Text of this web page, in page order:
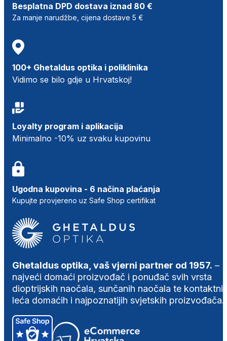
Besplatna DPD dostava iznad 80 €
Za manje narudžbe, cijena dostave 5 €
100+ Ghetaldus optika i poliklinika
Vidimo se bilo gdje u Hrvatskoj!
Loyalty program i aplikacija
Minimalno -10% uz svaku kupovinu
Ugodna kupovina - 6 načina plaćanja
Kupujte provjereno uz Safe Shop certifikat
Ghetaldus optika, vaš vjerni partner od 1957. –
najveći domaći proizvođač i ponuđač svih vrsta
dioptrijskih naočala, sunčanih naočala te
leća domaćih i najpoznatijih svjetskih proizvođača.